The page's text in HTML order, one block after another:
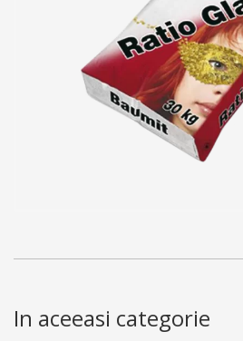
In aceeasi categorie